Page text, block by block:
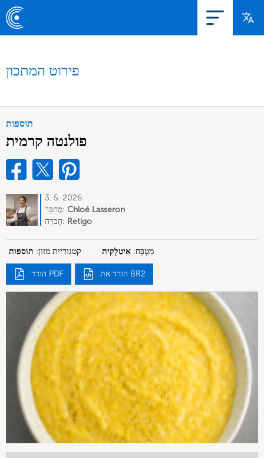
פירוט המתכון
תוספות
פולנטה קרמית
3. 5. 2026
מְחַבֵּר: Chloé Lasseron
חֶברָה: Retigo
קטגוריית מזון: תוספות מִטְבָּח: אִיטַלְקִית
הורד PDF הורד את BR2